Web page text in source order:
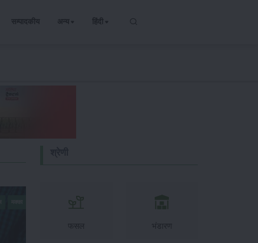
सम्पादकीय अन्य हिंदी
फसल भंडारण